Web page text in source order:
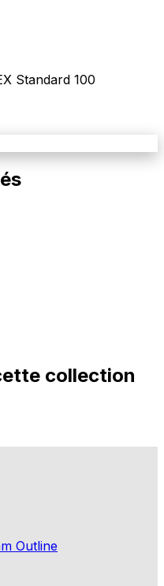
Standard 100
collection